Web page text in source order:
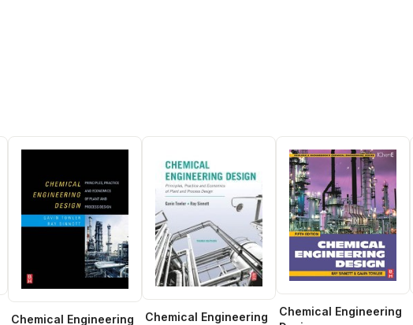
Chemical Engineering Chemical Engineering
Chemical Engineering